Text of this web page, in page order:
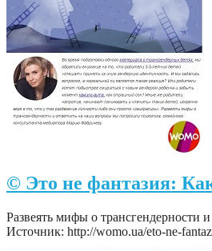
© Это не фантазия:
Развеять мифы о трансгендерности
Источник: http://womo.ua/eto-ne-